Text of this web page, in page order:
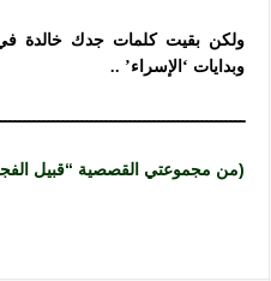
ولكن بقيت كلمات جدك خالدة في
وبدايات ‘الإسراء’ ..
(من مجموعتي القصصية “قبيل